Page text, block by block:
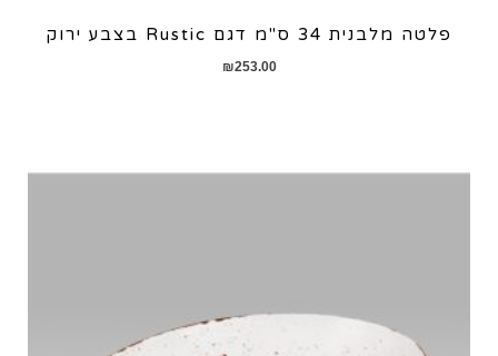
פלטה מלבנית 34 ס"מ דגם Rustic בצבע ירוק
₪253.00